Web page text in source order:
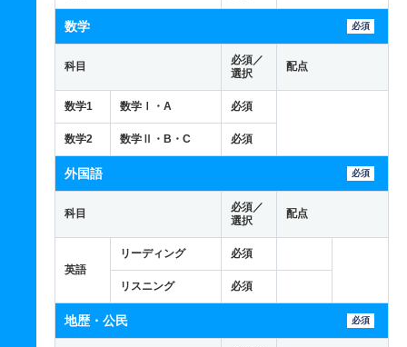
数学 必須
科目
必須／
選択
配点
数学1 数学Ⅰ・A 必須
数学2 数学Ⅱ・B・C 必須
外国語 必須
科目
必須／
選択
配点
英語
リーディング 必須
リスニング 必須
地歴・公民 必須